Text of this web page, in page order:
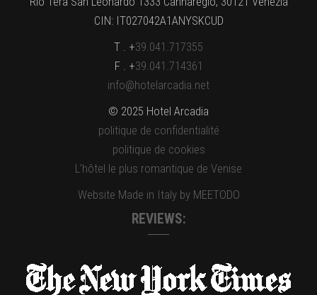
CIN: IT027042A1ANYSKCUD
T . +39.041.717355
F . +39.041.714361
info@hotelarcadia.net
© 2025 Hotel Arcadia
politique de confidentialité
politique de cookies
L’hôtel le plus romantique de Venise
Website Made in Italy by MEETODO
REVIEWS: